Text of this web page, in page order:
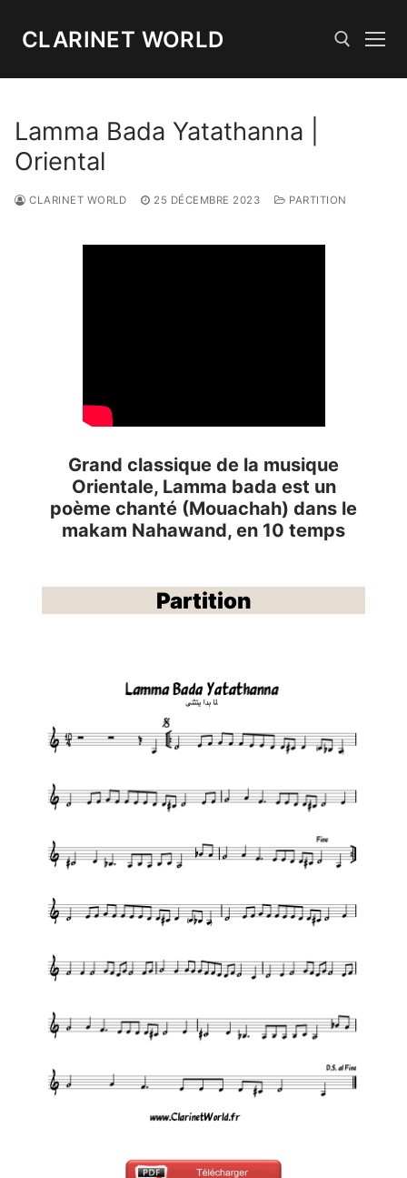
CLARINET WORLD
Lamma Bada Yatathanna |
Oriental
CLARINET WORLD 25 DÉCEMBRE 2023 PARTITION
Grand classique de la musique
Orientale, Lamma bada est un
poème chanté (Mouachah) dans le
makam Nahawand, en 10 temps
Partition